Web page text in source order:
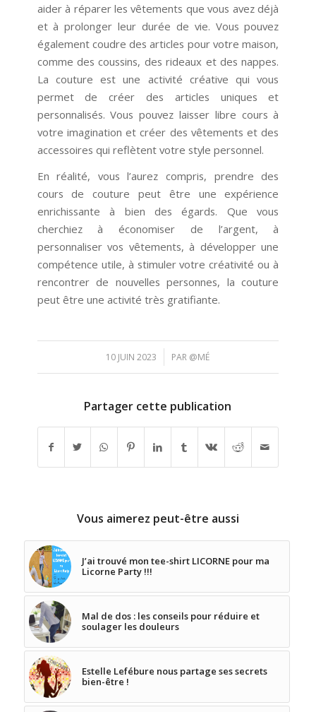
aider à réparer les vêtements que vous avez déjà
et à prolonger leur durée de vie. Vous pouvez
également coudre des articles pour votre maison,
comme des coussins, des rideaux et des nappes.
La couture est une activité créative qui vous
permet de créer des articles uniques et
personnalisés. Vous pouvez laisser libre cours à
votre imagination et créer des vêtements et des
accessoires qui reflètent votre style personnel.
En réalité, vous l’aurez compris, prendre des
cours de couture peut être une expérience
enrichissante à bien des égards. Que vous
cherchiez à économiser de l’argent, à
personnaliser vos vêtements, à développer une
compétence utile, à stimuler votre créativité ou à
rencontrer de nouvelles personnes, la couture
peut être une activité très gratifiante.
10 JUIN 2023
/ PAR @MÉ
Partager cette publication
Vous aimerez peut-être aussi
J’ai trouvé mon tee-shirt LICORNE pour ma
Licorne Party !!!
Mal de dos : les conseils pour réduire et
soulager les douleurs
Estelle Lefébure nous partage ses secrets
bien-être !